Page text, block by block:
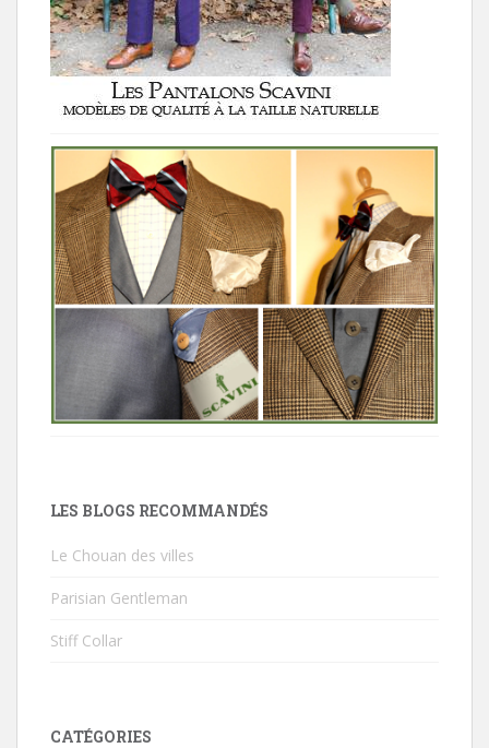
LES BLOGS RECOMMANDÉS
Le Chouan des villes
Parisian Gentleman
Stiff Collar
CATÉGORIES